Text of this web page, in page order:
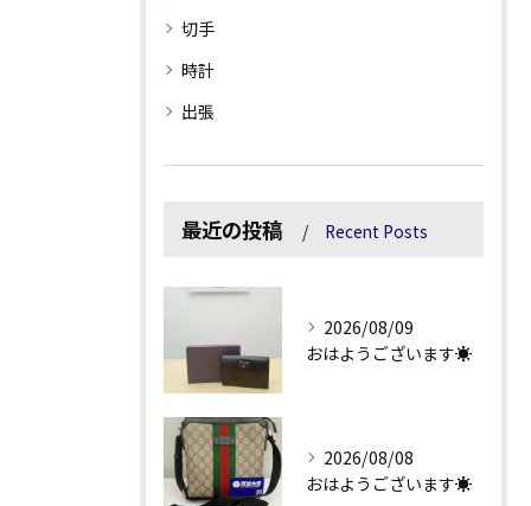
切手
時計
出張
最近の投稿 Recent Posts
2026/08/09
おはようございます☀
2026/08/08
おはようございます☀